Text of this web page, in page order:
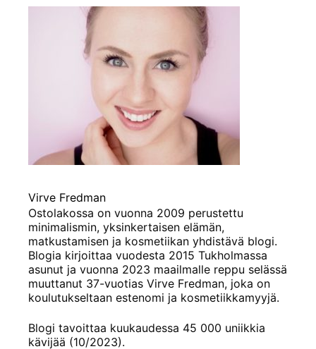
Virve Fredman
Ostolakossa on vuonna 2009 perustettu
minimalismin, yksinkertaisen elämän,
matkustamisen ja kosmetiikan yhdistävä blogi.
Blogia kirjoittaa vuodesta 2015 Tukholmassa
asunut ja vuonna 2023 maailmalle reppu selässä
muuttanut 37-vuotias Virve Fredman, joka on
koulutukseltaan estenomi ja kosmetiikkamyyjä.
Blogi tavoittaa kuukaudessa 45 000 uniikkia
kävijää (10/2023).